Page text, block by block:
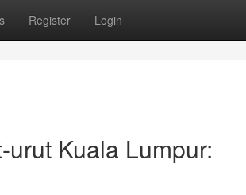
Register Login
Kuala Lumpur: